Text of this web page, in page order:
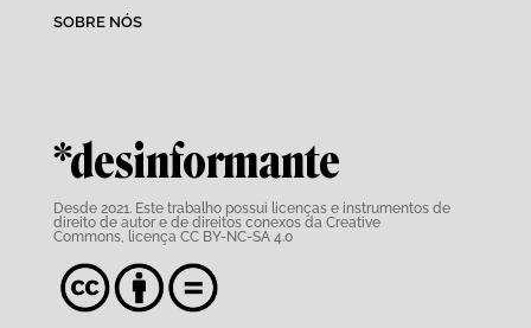
SOBRE NÓS
*desinformante
Desde 2021. Este trabalho possui licenças e instrumentos de
direito de autor e de direitos conexos da Creative
Commons,
licença CC BY-NC-SA 4.0